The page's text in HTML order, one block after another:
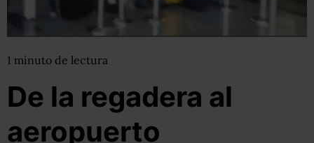
1 minuto de lectura
De la regadera al
aeropuerto